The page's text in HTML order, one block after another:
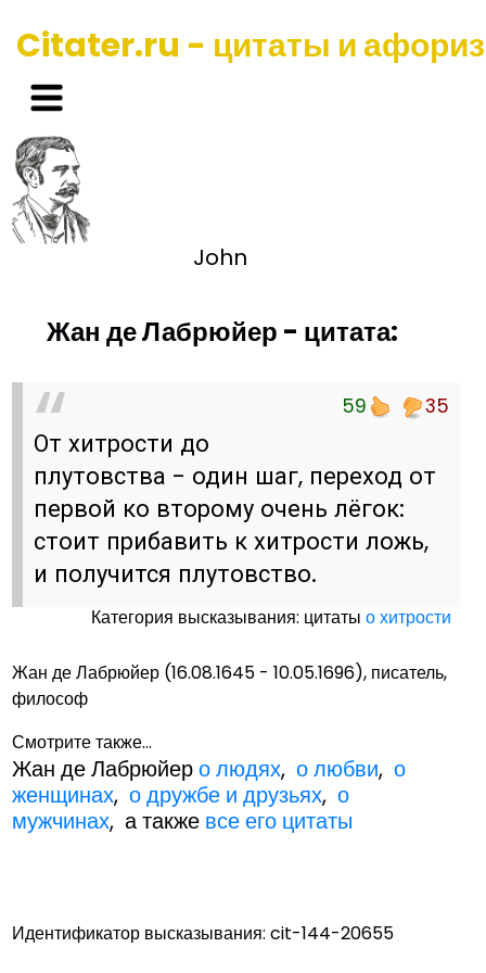
Citater.ru - цитаты и
John
Жан де Лабрюйер - цитата:
59 35
От хитрости до
плутовства - один шаг, переход от
первой ко второму очень лёгок:
стоит прибавить к хитрости ложь,
и получится плутовство.
Категория высказывания: цитатыо хитрости
Жан де Лабрюйер (16.08.1645 - 10.05.1696), писатель,
философ
Смотрите также...
Жан де Лабрюйеро людях,о любви,о
женщинах,о дружбе и друзьях,о
мужчинах, а также все его цитаты
Идентификатор высказывания: cit-144-20655